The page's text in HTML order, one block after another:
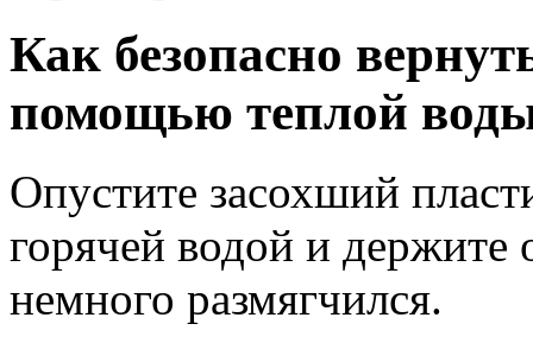
Как безопасно
помощью теплой
Опустите засохший
горячей водой и
немного размягчился.